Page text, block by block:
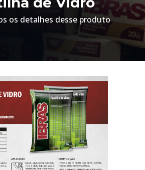
os detalhes desse produto